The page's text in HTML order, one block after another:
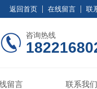
返回首页 在线留言 联
咨询热线
留言 联系我们